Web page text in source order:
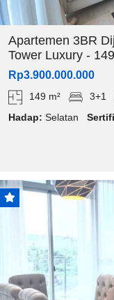
Apartemen 3BR
Tower Luxury -
Rp3.900.000.000
149 m² 3+1
Hadap: Selatan